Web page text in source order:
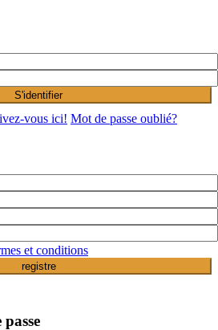
S'identifier
vous ici! Mot de passe oublié?
et conditions
registre